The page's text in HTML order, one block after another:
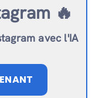
🔥
avec l'IA